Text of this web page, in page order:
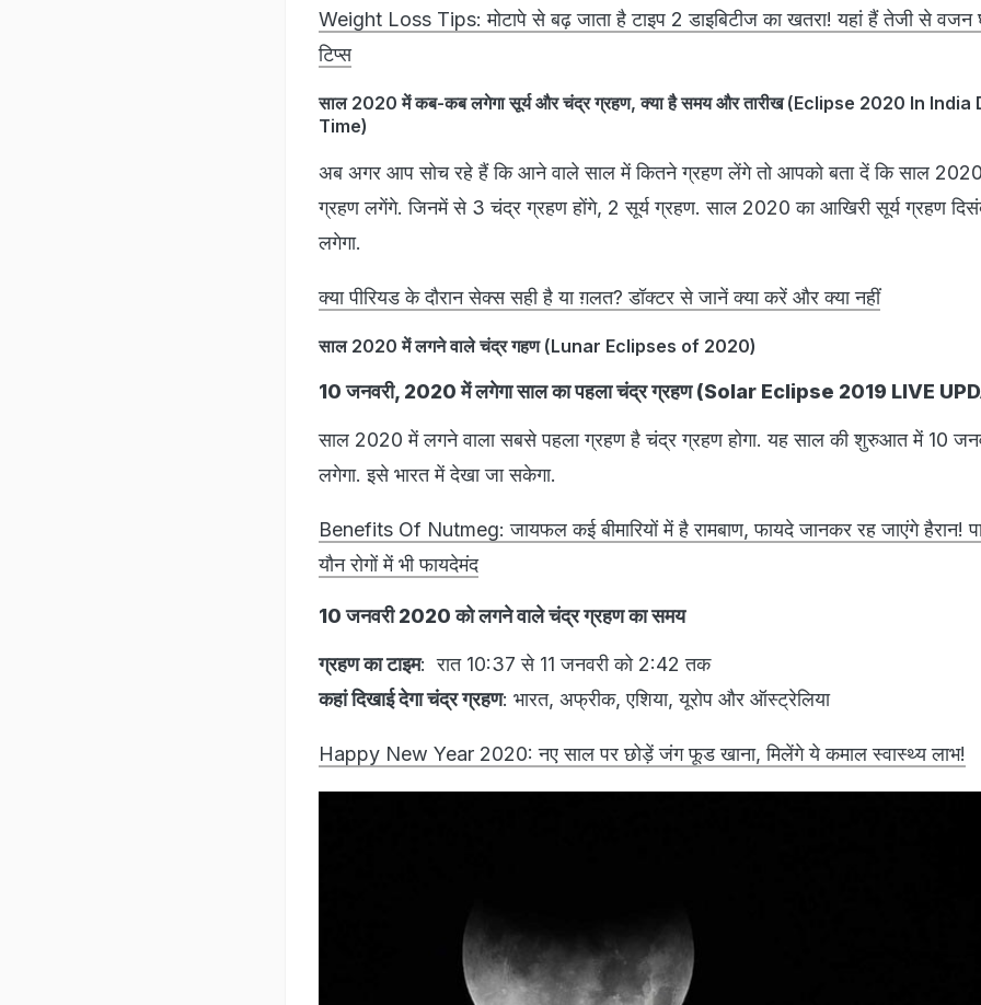
Weight Loss Tips: मोटापे से बढ़ जाता है टाइप 2 डाइबिटीज का खतरा! यहां हैं तेजी से वजन
टिप्स
साल 2020 में कब-कब लगेगा सूर्य और चंद्र ग्रहण, क्या है समय और तारीख (Eclipse 2020 In
Time)
अब अगर आप सोच रहे हैं कि आने वाले साल में कितने ग्रहण लेंगे तो आपको बता दें कि साल
ग्रहण लगेंगे. जिनमें से 3 चंद्र ग्रहण होंगे, 2 सूर्य ग्रहण. साल 2020 का आखिरी सूर्य ग्रहण
लगेगा.
क्या पीरियड के दौरान सेक्स सही है या ग़लत? डॉक्टर से जानें क्या करें और क्या नहीं
साल 2020 में लगने वाले चंद्र गहण (Lunar Eclipses of 2020)
10 जनवरी, 2020 में लगेगा साल का पहला चंद्र ग्रहण (Solar Eclipse 2019 LIVE
साल 2020 में लगने वाला सबसे पहला ग्रहण है चंद्र ग्रहण होगा. यह साल की शुरुआत में 10
लगेगा. इसे भारत में देखा जा सकेगा.
Benefits Of Nutmeg: जायफल कई बीमारियों में है रामबाण, फायदे जानकर रह जाएंगे हैरान!
यौन रोगों में भी फायदेमंद
10 जनवरी 2020 को लगने वाले चंद्र ग्रहण का समय
ग्रहण का टाइम: रात 10:37 से 11 जनवरी को 2:42 तक
कहां दिखाई देगा चंद्र ग्रहण: भारत, अफ्रीक, एशिया, यूरोप और ऑस्ट्रेलिया
Happy New Year 2020: नए साल पर छोड़ें जंग फूड खाना, मिलेंगे ये कमाल स्वास्थ्य लाभ!